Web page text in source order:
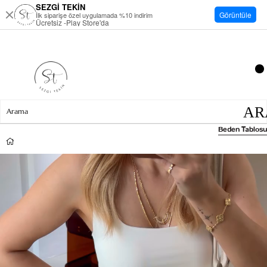
Beden Tablosu
SEZGİ TEKİN
İlk siparişe özel uygulamada %10 indirim
Ücretsiz -Play Store'da
Görüntüle